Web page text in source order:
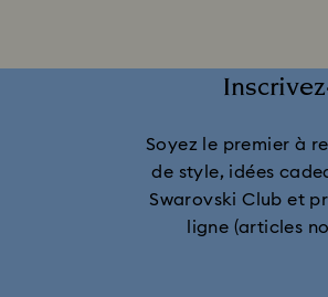
Collection de
Soyez le premier à
de style, idées
Swarovski Club et
ligne (articles